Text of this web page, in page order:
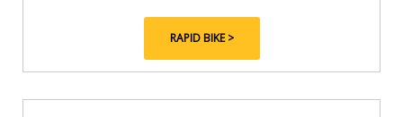
RAPID BIKE >